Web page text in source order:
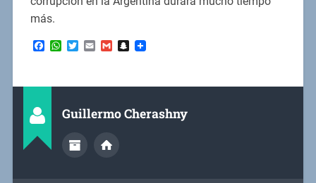
más.
Facebook
WhatsApp
Twitter
EmailGmailSnapchat
Guillermo Cherashny